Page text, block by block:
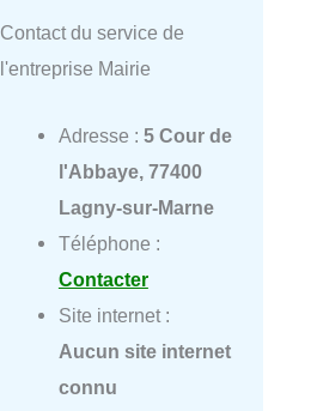
Contact du service de
l'entreprise Mairie
Adresse : 5 Cour de
l'Abbaye, 77400
Lagny-sur-Marne
Téléphone :
Contacter
Site internet :
Aucun site internet
connu